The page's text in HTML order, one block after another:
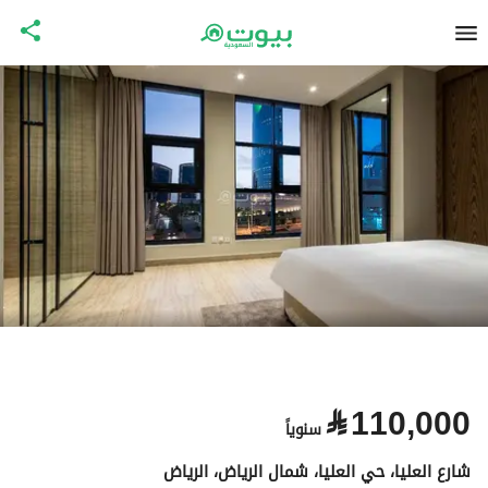
⃁110,000 سنوياً
شارع العليا، حي العليا، شمال الرياض، الرياض